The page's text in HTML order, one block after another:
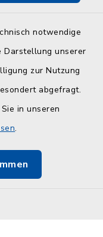
notwendige
Darstellung unserer
zur Nutzung
abgefragt.
in unseren
.